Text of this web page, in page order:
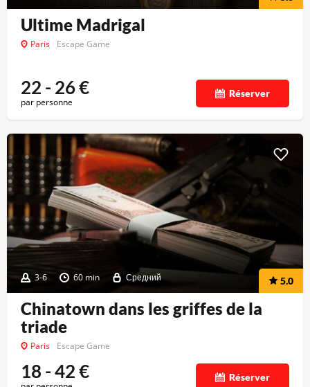
Ultime Madrigal
Paris Escape Game
22 - 26€
par personne
Réserver
3-6 60 min Средний 5.0
Chinatown dans les griffes de la
triade
Paris Escape Game
18 - 42€ Réserver